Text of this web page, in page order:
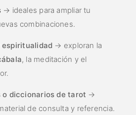
→ ideales para ampliar tu
combinaciones.
→ exploran la
, la meditación y el
o diccionarios de tarot →
de consulta y referencia.